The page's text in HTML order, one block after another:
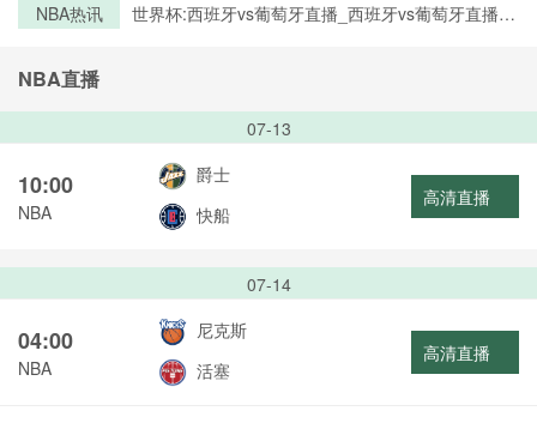
清无插件
NBA热讯
世界杯:西班牙vs葡萄牙直播_西班牙vs葡萄牙直播免
NBA直播
07-13
10:00
NBA
爵士
快船
高清直播
07-14
04:00
NBA
尼克斯
活塞
高清直播